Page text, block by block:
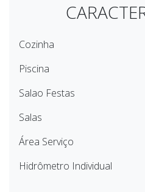
Cozinha
Piscina
Salao Festas
Salas
Área Serviço
Hidrômetro Individual